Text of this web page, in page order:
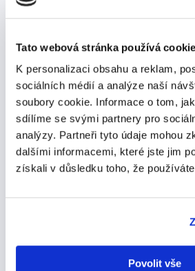
Tato webová stránka používá
K personalizaci obsahu a reklam,
sociálních médií a analýze naší
soubory cookie. Informace o tom,
sdílíme se svými partnery pro
analýzy. Partneři tyto údaje mohou
dalšími informacemi, které jste jim
získali v důsledku toho, že
Povolit vše
Nakombinujte si 2 nebo třeba i 4
lektorem se můžete zaměřit na
mluvčím budete zase konverzovat.
budete zlepšovat rychleji.
Více o kombinaci lektorů